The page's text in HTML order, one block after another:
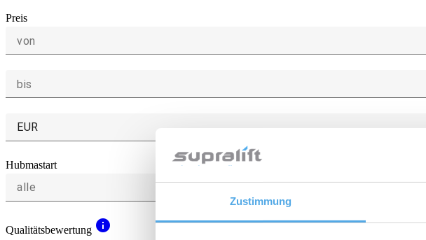
Zustimmung
Preis
von
bis
EUR
Hubmastart
alle
Qualitätsbewertung info